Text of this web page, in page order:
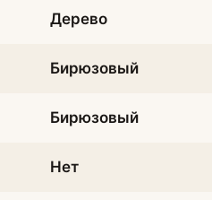
Дерево
Бирюзовый
Бирюзовый
Нет